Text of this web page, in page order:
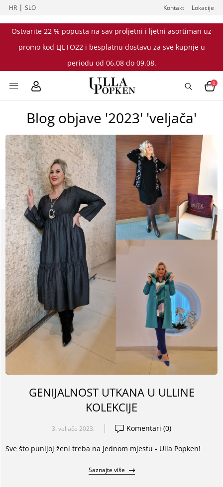
HR |SLO Kontakt Lokacije
Ostvarite 22 % popusta na sav proljetni i ljetni asortiman uz
promo kod LJETO22 i besplatnu dostavu za sve kupnje u
periodu od 06.08 do 09.08.
0
Blog objave '2023' 'veljača'
GENIJALNOST UTKANA U ULLINE
KOLEKCIJE
3. veljače 2023. Komentari (0)
Sve što punijoj ženi treba na jednom mjestu - Ulla Popken!
Saznajte više